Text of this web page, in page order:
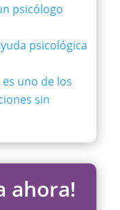
psicólogo
psicológica
es uno de los
sin
ahora!